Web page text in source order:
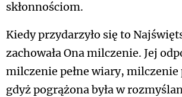
skłonnościom.
Kiedy przydarzyło się to
zachowała Ona milczenie. Jej
milczenie pełne wiary, milczenie
gdyż pogrążona była w